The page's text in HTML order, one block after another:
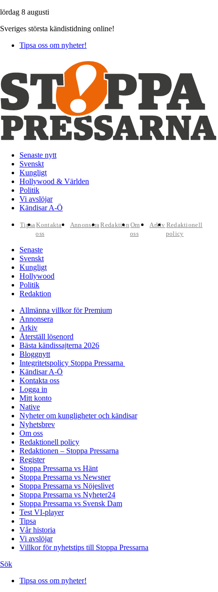
lördag 8 augusti
Sveriges största kändistidning online!
Tipsa oss om nyheter!
Senaste nytt
Svenskt
Kungligt
Hollywood & Världen
Politik
Vi avslöjar
Kändisar A-Ö
TipsaKontakta
oss
AnnonseraRedaktion Om
oss
Arkiv Redaktionell
policy
Senaste
Svenskt
Kungligt
Hollywood
Politik
Redaktion
Allmänna villkor för Premium
Annonsera
Arkiv
Återställ lösenord
Bästa kändissajterna 2026
Bloggnytt
Integritetspolicy Stoppa Pressarna
Kändisar A-Ö
Kontakta oss
Logga in
Mitt konto
Native
Nyheter om kungligheter och kändisar
Nyhetsbrev
Om oss
Redaktionell policy
Redaktionen – Stoppa Pressarna
Register
Stoppa Pressarna vs Hänt
Stoppa Pressarna vs Newsner
Stoppa Pressarna vs Nöjeslivet
Stoppa Pressarna vs Nyheter24
Stoppa Pressarna vs Svensk Dam
Test VI-player
Tipsa
Vår historia
Vi avslöjar
Villkor för nyhetstips till Stoppa Pressarna
Sök
Tipsa oss om nyheter!